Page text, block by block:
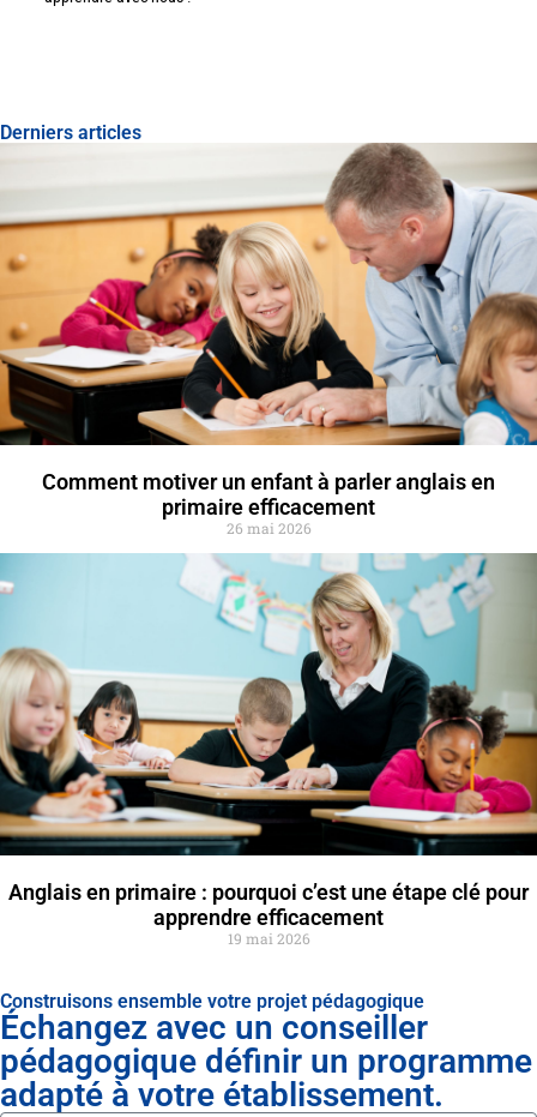
Derniers articles
Comment motiver un enfant à parler anglais en
primaire efficacement
26 mai 2026
Anglais en primaire : pourquoi c’est une étape clé pour
apprendre efficacement
19 mai 2026
Construisons ensemble votre projet pédagogique
Échangez avec un conseiller
pédagogique définir un programme
adapté à votre établissement.